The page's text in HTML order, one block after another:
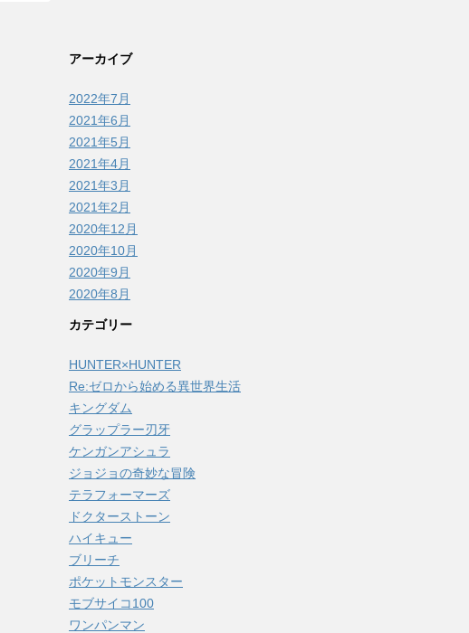
アーカイブ
2022年7月
2021年6月
2021年5月
2021年4月
2021年3月
2021年2月
2020年12月
2020年10月
2020年9月
2020年8月
カテゴリー
HUNTER×HUNTER
Re:ゼロから始める異世界生活
キングダム
グラップラー刃牙
ケンガンアシュラ
ジョジョの奇妙な冒険
テラフォーマーズ
ドクターストーン
ハイキュー
ブリーチ
ポケットモンスター
モブサイコ100
ワンパンマン